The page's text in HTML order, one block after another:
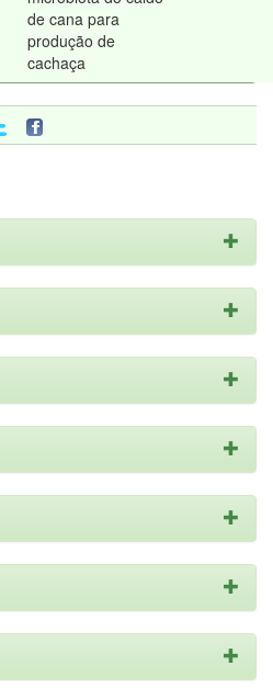
de cana para
produção de
cachaça